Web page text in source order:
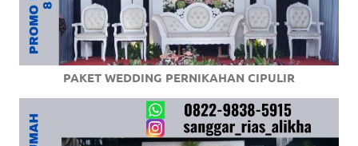
PAKET WEDDING PERNIKAHAN CIPULIR